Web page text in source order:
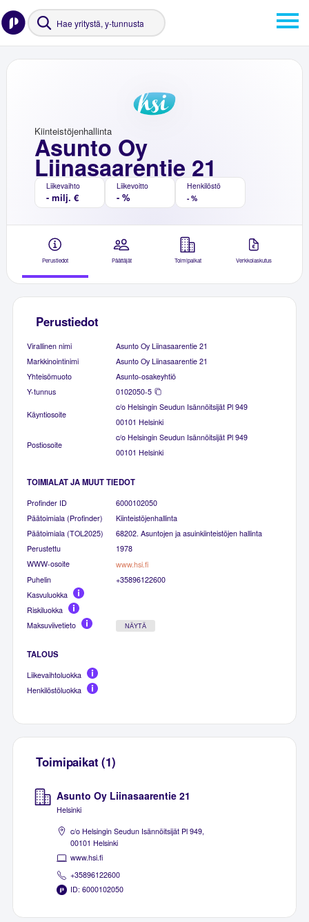
Asunto Oy
Liinasaarentie 21
Kiinteistöjenhallinta
Liikevaihto
- milj. €
Liikevoitto
- %
Henkilöstö
- %
Perustiedot Päättäjät Toimipaikat Verkkolaskutus
Perustiedot
Virallinen nimi
Asunto Oy Liinasaarentie 21
Markkinointinimi
Asunto Oy Liinasaarentie 21
Yhteisömuoto
Asunto-osakeyhtiö
Y-tunnus
0102050-5
Käyntiosoite
c/o Helsingin Seudun Isännöitsijät Pl 949
00101 Helsinki
Postiosoite
c/o Helsingin Seudun Isännöitsijät Pl 949
00101 Helsinki
TOIMIALAT JA MUUT TIEDOT
Profinder ID
6000102050
Päätoimiala (Profinder)
Kiinteistöjenhallinta
Päätoimiala (TOL2025)
68202. Asuntojen ja asuinkiinteistöjen hallinta
Perustettu
1978
WWW-osoite
www.hsi.fi
Puhelin
+35896122600
Kasvuluokka
Riskiluokka
Maksuviivetieto
NÄYTÄ
TALOUS
Liikevaihtoluokka
Henkilöstöluokka
Toimipaikat (1)
Asunto Oy Liinasaarentie 21
Helsinki
c/o Helsingin Seudun Isännöitsijät Pl 949,
00101 Helsinki
www.hsi.fi
+35896122600
ID: 6000102050